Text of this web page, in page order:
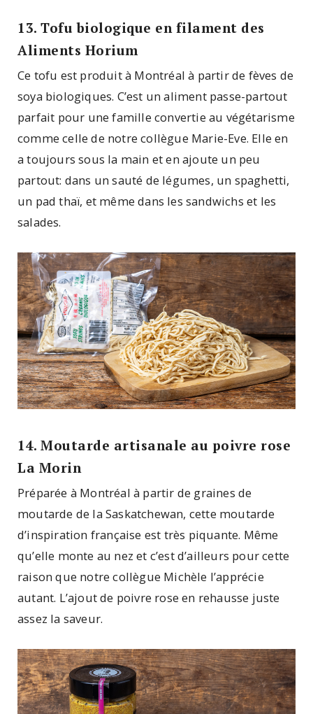
13. Tofu biologique en filament des
Aliments Horium
Ce tofu est produit à Montréal à partir de fèves de
soya biologiques. C’est un aliment passe-partout
parfait pour une famille convertie au végétarisme
comme celle de notre collègue Marie-Eve. Elle en
a toujours sous la main et en ajoute un peu
partout: dans un sauté de légumes, un spaghetti,
un pad thaï, et même dans les sandwichs et les
salades.
14. Moutarde artisanale au poivre rose
La Morin
Préparée à Montréal à partir de graines de
moutarde de la Saskatchewan, cette moutarde
d’inspiration française est très piquante. Même
qu’elle monte au nez et c’est d’ailleurs pour cette
raison que notre collègue Michèle l’apprécie
autant. L’ajout de poivre rose en rehausse juste
assez la saveur.